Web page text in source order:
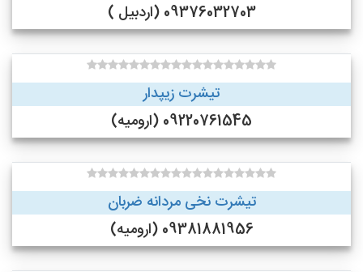
09376032703 (اردبیل )
تیشرت زیپدار
09220761545 (ارومیه)
تیشرت نخی مردانه ضربان
09381881956 (ارومیه)